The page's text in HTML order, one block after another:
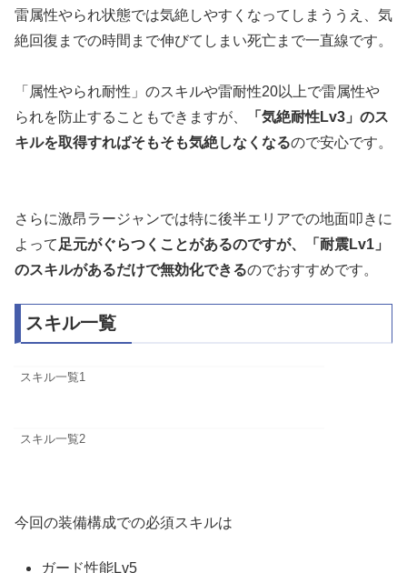
雷属性やられ状態では気絶しやすくなってしまううえ、気
絶回復までの時間まで伸びてしまい死亡まで一直線です。
「属性やられ耐性」のスキルや雷耐性20以上で雷属性や
られを防止することもできますが、
「気絶耐性Lv3」のス
キルを取得すればそもそも気絶しなくなるので安心です。
さらに激昂ラージャンでは特に後半エリアでの地面叩きに
よって 足元がぐらつくことがあるのですが、「耐震Lv1」
のスキルがあるだけで無効化できるのでおすすめです。
スキル一覧
スキル一覧1
スキル一覧2
今回の装備構成での必須スキルは
ガード性能Lv5